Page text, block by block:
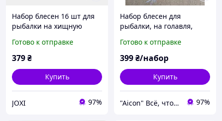
Набор блесен 16 шт для
рыбалки на хищную
судака, с кейсом
"Классические
Готово к отправке
379₴
Купить
JOXI 97%
Набор блесен для
рыбалки, на голавля,
5шт)
Готово к отправке
399₴/набор
Купить
"Aicon" Всё, что Нужно – Ваш онлайн мир удобных покупок. 97%